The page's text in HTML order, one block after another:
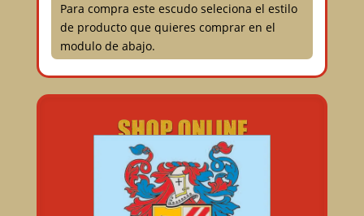
Para compra este escudo seleciona el estilo
de producto que quieres comprar en el
modulo de abajo.